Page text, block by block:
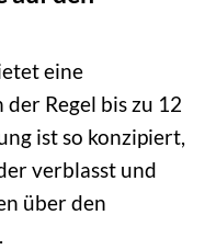
eine
Regel bis zu 12
ist so konzipiert,
verblasst und
über den